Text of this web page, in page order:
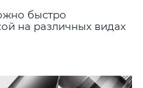
быстро
на различных видах